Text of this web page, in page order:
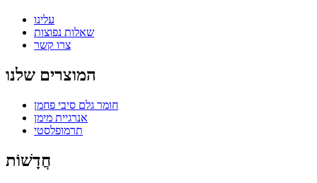
עלינו
שאלות נפוצות
צרו קשר
המוצרים שלנו
חומר גלם סיבי פחמן
אנרגיית מימן
תרמופלסטי
חֲדָשׁוֹת